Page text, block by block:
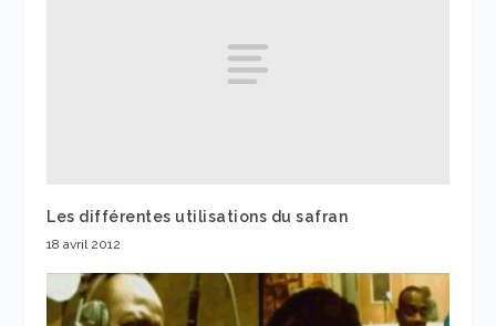
Les différentes utilisations du safran
18 avril 2012